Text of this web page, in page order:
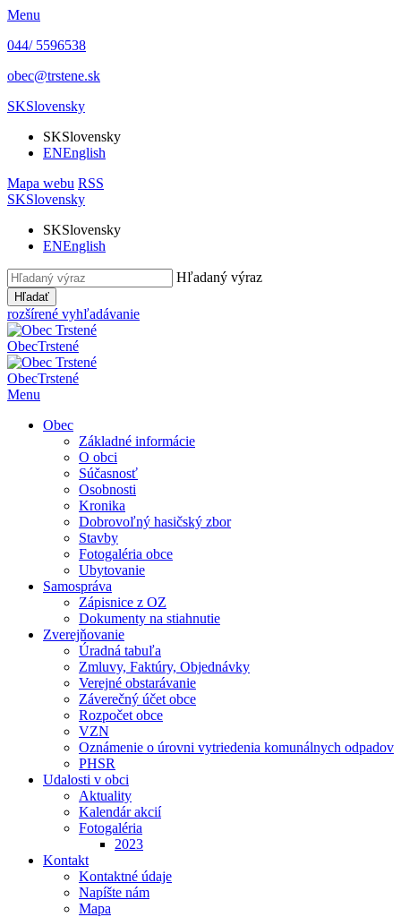
Menu
044/ 5596538
obec@trstene.sk
SKSlovensky
SKSlovensky
ENEnglish
Mapa webu RSS
SKSlovensky
SKSlovensky
ENEnglish
Hľadaný výraz
Hľadať
rozšírené vyhľadávanie
ObecTrstené
ObecTrstené
Menu
Obec
Základné informácie
O obci
Súčasnosť
Osobnosti
Kronika
Dobrovoľný hasičský zbor
Stavby
Fotogaléria obce
Ubytovanie
Samospráva
Zápisnice z OZ
Dokumenty na stiahnutie
Zverejňovanie
Úradná tabuľa
Zmluvy, Faktúry, Objednávky
Verejné obstarávanie
Záverečný účet obce
Rozpočet obce
VZN
Oznámenie o úrovni vytriedenia komunálnych odpadov
PHSR
Udalosti v obci
Aktuality
Kalendár akcií
Fotogaléria
2023
Kontakt
Kontaktné údaje
Napíšte nám
Mapa